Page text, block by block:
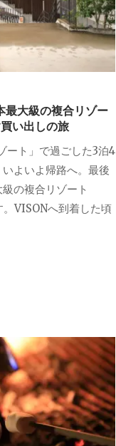
大級の複合リゾー
い出しの旅
ート」で過ごした3泊4
よいよ帰路へ。最後
の複合リゾート
。VISONへ到着した頃